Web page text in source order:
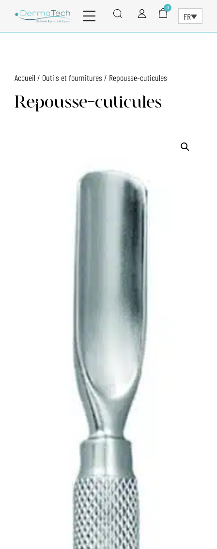
0
FR
SEARCH
Accueil / Outils et fournitures / Repousse-cuticules
Repousse-cuticules